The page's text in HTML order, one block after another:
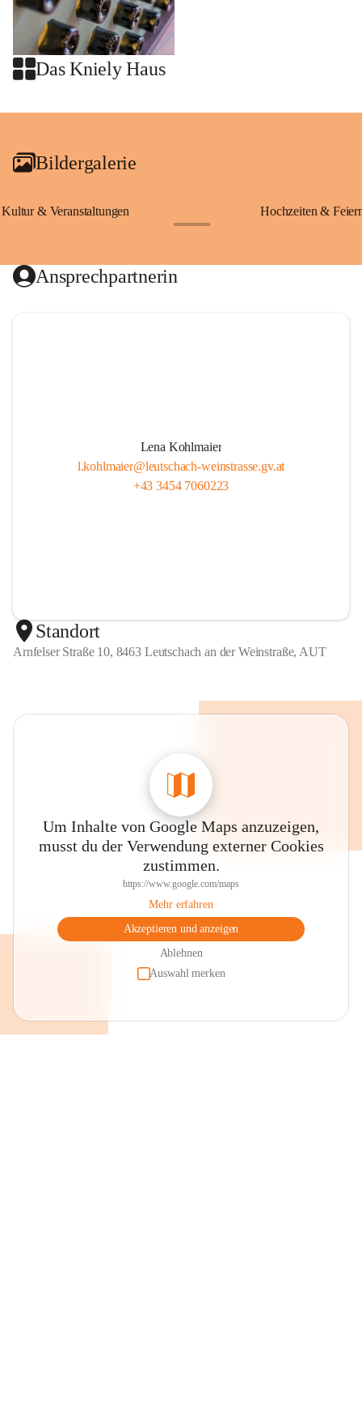
Das Kniely Haus
+2
Bildergalerie
Kultur & Veranstaltungen Hochzeiten &
Ansprechpartnerin
Lena Kohlmaier
l.kohlmaier@leutschach-weinstrasse.gv.at
+43 3454 7060223
Standort
Arnfelser Straße 10, 8463 Leutschach an der Weinstraße, AUT
Um Inhalte von Google Maps anzuzeigen,
musst du der Verwendung externer Cookies
zustimmen.
https://www.google.com/maps
Mehr erfahren
Akzeptieren und anzeigen
Ablehnen
Auswahl merken